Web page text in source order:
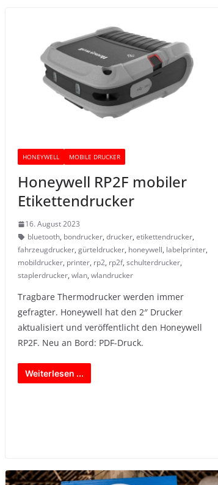
HONEYWELL MOBILE DRUCKER
Honeywell RP2F mobiler
Etikettendrucker
16. August 2023
bluetooth, bondrucker, drucker, etikettendrucker,
fahrzeugdrucker, gürteldrucker, honeywell, labelprinter,
mobildrucker, printer, rp2, rp2f, schulterdrucker,
staplerdrucker, wlan, wlandrucker
Tragbare Thermodrucker werden immer
gefragter. Honeywell hat den 2″ Drucker
aktualisiert und veröffentlicht den Honeywell
RP2F. Neu an Bord: PDF-Druck.
Weiterlesen ...